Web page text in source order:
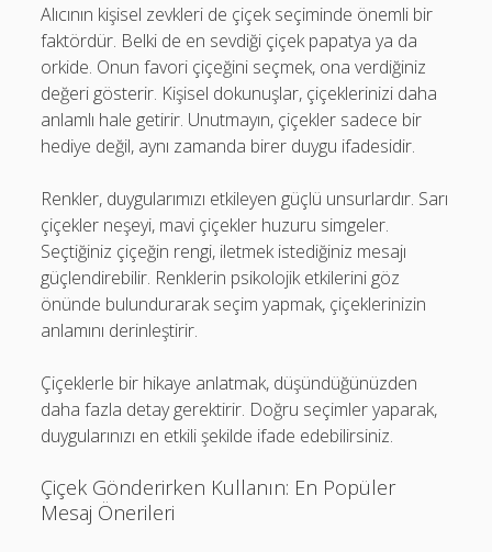
Alıcının kişisel zevkleri de çiçek seçiminde önemli bir
faktördür. Belki de en sevdiği çiçek papatya ya da
orkide. Onun favori çiçeğini seçmek, ona verdiğiniz
değeri gösterir. Kişisel dokunuşlar, çiçeklerinizi daha
anlamlı hale getirir. Unutmayın, çiçekler sadece bir
hediye değil, aynı zamanda birer duygu ifadesidir.
Renkler, duygularımızı etkileyen güçlü unsurlardır. Sarı
çiçekler neşeyi, mavi çiçekler huzuru simgeler.
Seçtiğiniz çiçeğin rengi, iletmek istediğiniz mesajı
güçlendirebilir. Renklerin psikolojik etkilerini göz
önünde bulundurarak seçim yapmak, çiçeklerinizin
anlamını derinleştirir.
Çiçeklerle bir hikaye anlatmak, düşündüğünüzden
daha fazla detay gerektirir. Doğru seçimler yaparak,
duygularınızı en etkili şekilde ifade edebilirsiniz.
Çiçek Gönderirken Kullanın: En Popüler
Mesaj Önerileri